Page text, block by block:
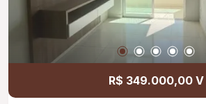
R$ 349.000,00 V